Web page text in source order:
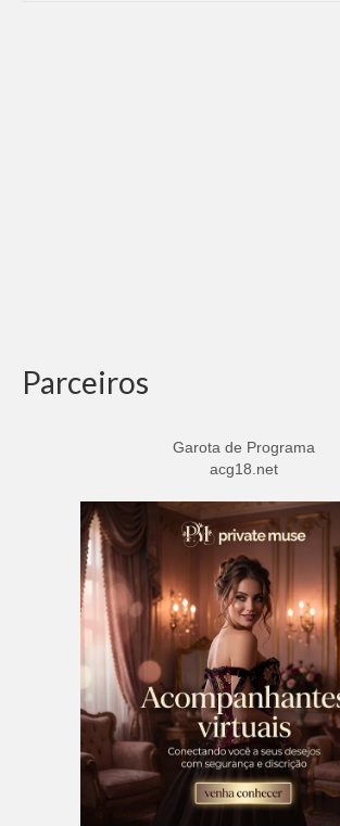
Parceiros
Garota de Programa
acg18.net